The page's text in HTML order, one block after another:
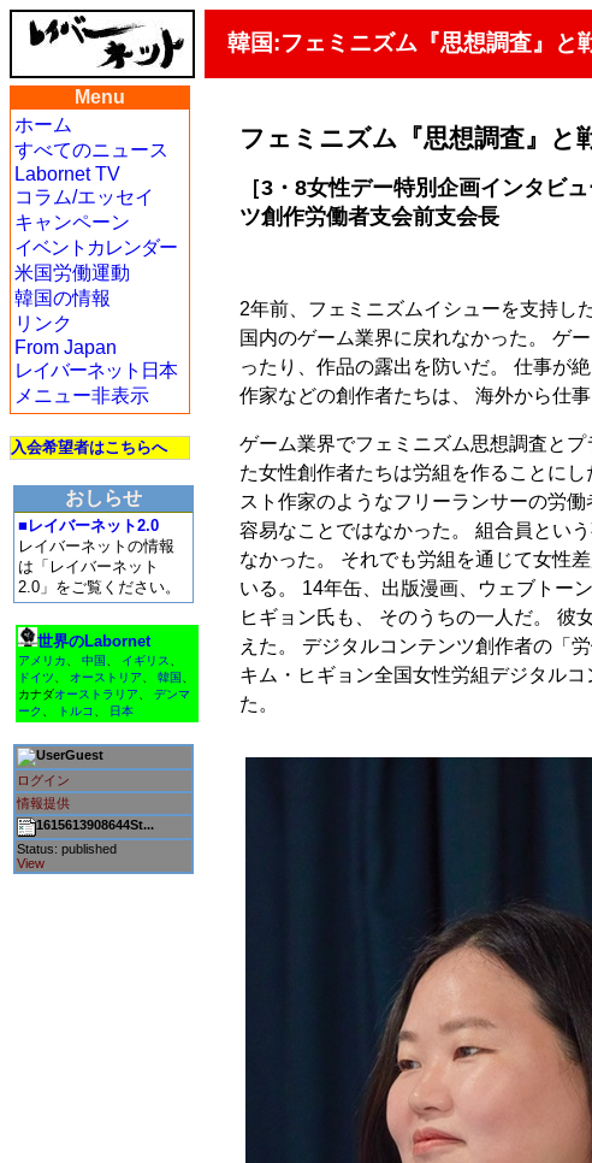
韓国:フェミニズム『思想調査』と
Menu
ホーム
すべてのニュース
Labornet TV
コラム/エッセイ
キャンペーン
イベントカレンダー
米国労働運動
韓国の情報
リンク
From Japan
レイバーネット日本
メニュー非表示
入会希望者はこちらへ
おしらせ
■レイバーネット2.0
レイバーネットの情報
は「レイバーネット
2.0」をご覧ください。
世界のLabornet
アメリカ 中国 イギリス
ドイツ
オーストリア 韓国
カナダオーストラリア
デンマ
ーク
トルコ 日本
Guest
ログイン
情報提供
1615613908644St...
Status: published
View
フェミニズム『思想調査』と
［3・8女性デー特別企画インタビ
ツ創作労働者支会前支会長
2年前、フェミニズムイシューを支持し
国内のゲーム業界に戻れなかった。 ゲ
ったり、作品の露出を防いだ。 仕事が
作家などの創作者たちは、 海外から仕
ゲーム業界でフェミニズム思想調査と
た女性創作者たちは労組を作ることに
スト作家のようなフリーランサーの労
容易なことではなかった。 組合員とい
なかった。 それでも労組を通じて女性
いる。 14年缶、出版漫画、ウェブトー
ヒギョン氏も、 そのうちの一人だ。 彼
えた。 デジタルコンテンツ創作者の「
キム・ヒギョン全国女性労組デジタル
た。